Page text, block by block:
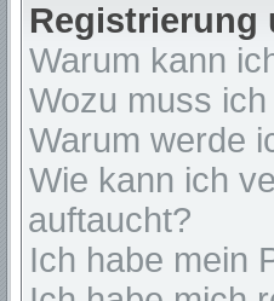
Registrierung
Warum kann
Wozu muss
Warum werde
Wie kann ich
auftaucht?
Ich habe mein